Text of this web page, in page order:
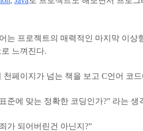
는 프로젝트의 매력적인 마지막 이
느껴진다.
천페이지가 넘는 책을 보고 C언어 코
준에 맞는 정확한 코딩인가?” 라는
가 되어버린건 아닌지?”